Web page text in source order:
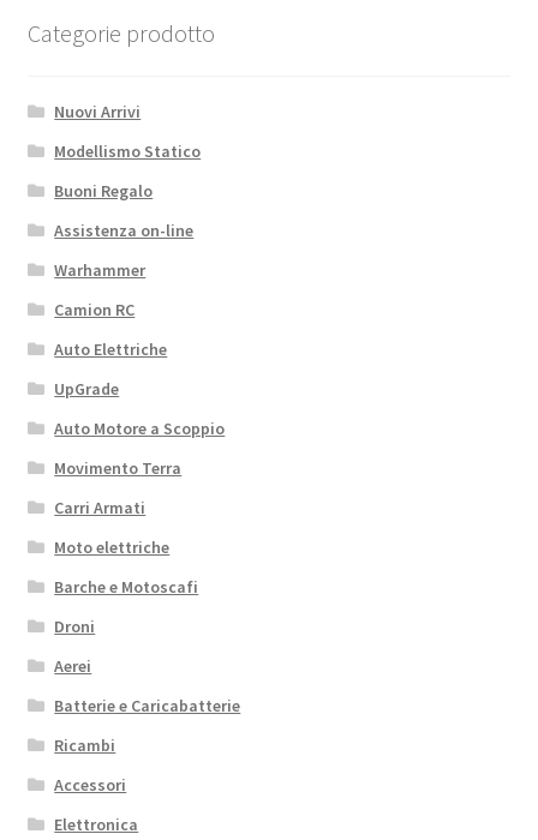
Categorie prodotto
Nuovi Arrivi
Modellismo Statico
Buoni Regalo
Assistenza on-line
Warhammer
Camion RC
Auto Elettriche
UpGrade
Auto Motore a Scoppio
Movimento Terra
Carri Armati
Moto elettriche
Barche e Motoscafi
Droni
Aerei
Batterie e Caricabatterie
Ricambi
Accessori
Elettronica